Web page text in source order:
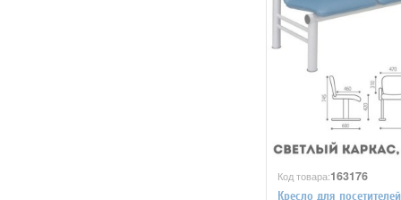
Код товара:163176
Кресло для посетителей